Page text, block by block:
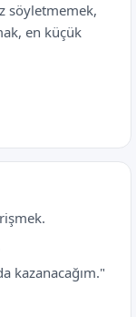
söyletmemek,
en küçük
kazanacağım."